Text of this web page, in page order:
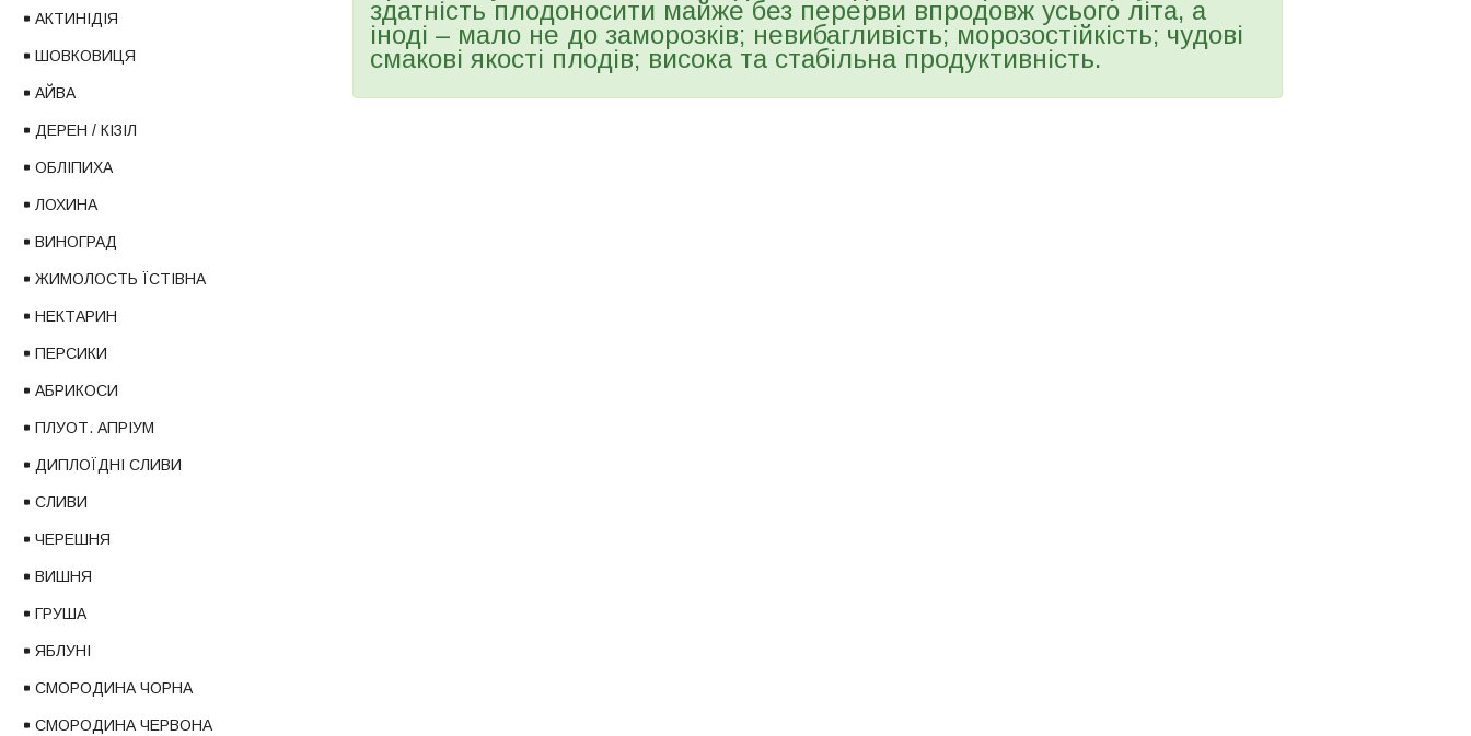
здатність плодоносити майже без перерви впродовж усього літа, а
іноді – мало не до заморозків; невибагливість; морозостійкість; чудові
смакові якості плодів; висока та стабільна продуктивність.
АКТИНІДІЯ
ШОВКОВИЦЯ
АЙВА
ДЕРЕН / КІЗІЛ
ОБЛІПИХА
ЛОХИНА
ВИНОГРАД
ЖИМОЛОСТЬ ЇСТІВНА
НЕКТАРИН
ПЕРСИКИ
АБРИКОСИ
ПЛУОТ. АПРІУМ
ДИПЛОЇДНІ СЛИВИ
СЛИВИ
ЧЕРЕШНЯ
ВИШНЯ
ГРУША
ЯБЛУНІ
СМОРОДИНА ЧОРНА
СМОРОДИНА ЧЕРВОНА